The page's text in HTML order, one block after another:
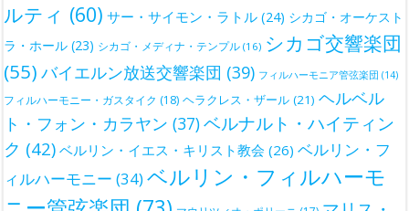
ルティ (60) サー・サイモン・ラトル (24) シカゴ・オーケスト
ラ・ホール (23) シカゴ・メディナ・テンプル (16) シカゴ交響楽団
(55) バイエルン放送交響楽団 (39) フィルハーモニア管弦楽団 (14)
フィルハーモニー・ガスタイク (18) ヘラクレス・ザール (21) ヘルベル
ト・フォン・カラヤン (37)ベルナルト・ハイティン
ク (42) ベルリン・イエス・キリスト教会 (26) ベルリン・フ
ィルハーモニー (34)ベルリン・フィルハーモ